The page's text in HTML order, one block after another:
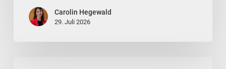
möchte
Carolin Hegewald
29. Juli 2026